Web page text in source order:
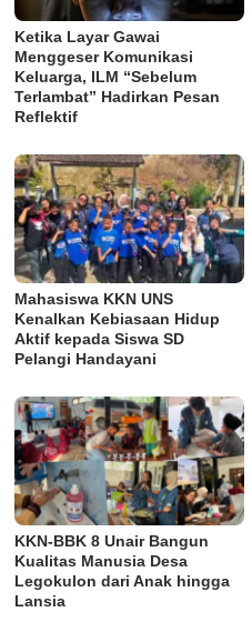
Ketika Layar Gawai
Menggeser Komunikasi
Keluarga, ILM “Sebelum
Terlambat” Hadirkan Pesan
Reflektif
Mahasiswa KKN UNS
Kenalkan Kebiasaan Hidup
Aktif kepada Siswa SD
Pelangi Handayani
KKN-BBK 8 Unair Bangun
Kualitas Manusia Desa
Legokulon dari Anak hingga
Lansia